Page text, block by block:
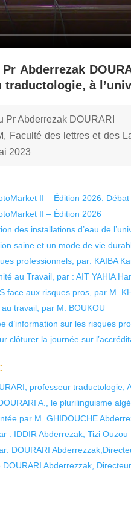
Abderrezak
traductologie, à
Pr Abderrezak DOURARI
Faculté des lettres et des
2023
II – Édition 2026. Débat
II – Édition 2026
des installations d’eau de
saine et un mode de vie
professionnels, par: KAIBA
au Travail, par : AIT YAHIA
face aux risques pros, par M.
travail, par M. BOUKOU
d’information sur les risques
clôturer la journée sur
professeur traductologie,
A., le plurilinguisme
par M. GHIDOUCHE
: IDDIR Abderrezak, Tizi
DOURARI
Abderrezzak,